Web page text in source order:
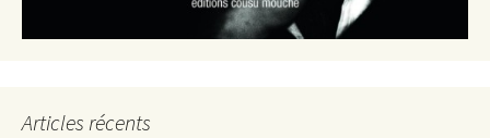
Articles récents